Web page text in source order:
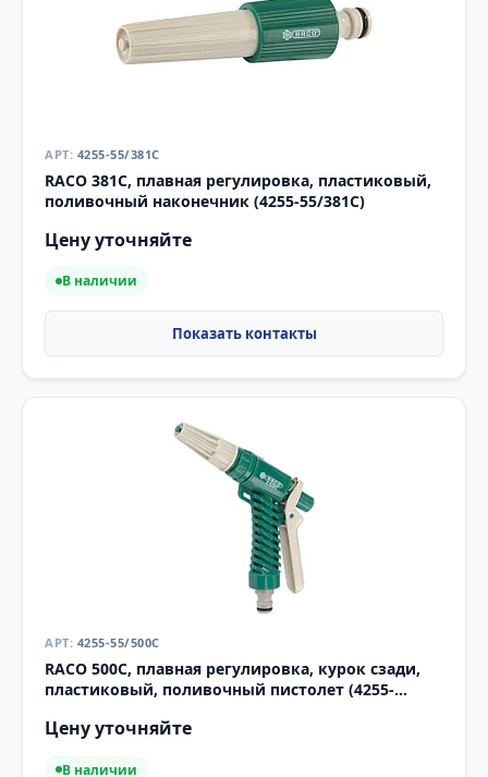
4255-55/381C
RACO 381C, плавная регулировка, пластиковый,
поливочный наконечник (4255-55/381C)
Цену уточняйте
В наличии
4255-55/500C
RACO 500C, плавная регулировка, курок сзади,
пластиковый, поливочный пистолет (4255-
Цену уточняйте
В наличии